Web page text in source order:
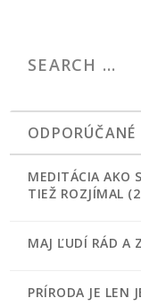
ODPORÚČANÉ
MEDITÁCIA AKO
TIEŽ ROZJÍMAL
MAJ ĽUDÍ RÁD A
PRÍRODA JE LEN